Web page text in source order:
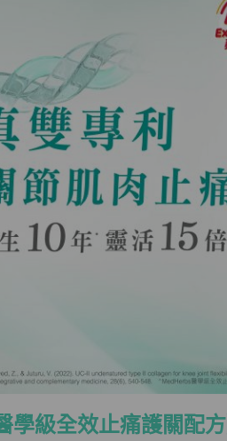
學級全效止痛護關配